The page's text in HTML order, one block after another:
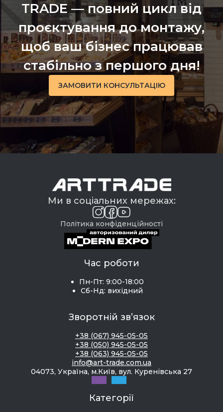
TRADE — повний цикл від
проєктування до монтажу,
щоб ваш бізнес працював
стабільно з першого дня!
ЗАМОВИТИ КОНСУЛЬТАЦІЮ
Ми в соціальних мережах:
Політика конфіденційності
Час роботи
Пн-Пт: 9:00-18:00
Сб-Нд: вихідний
Зворотній зв’язок
+38 (067) 945-05-05
+38 (050) 945-05-05
+38 (063) 945-05-05
info@art-trade.com.ua
04073, Україна, м.Київ, вул. Куренівська 27
Категорії